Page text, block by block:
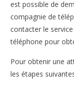
est possible de
compagnie de
contacter le
téléphone pour
Pour obtenir une
les étapes